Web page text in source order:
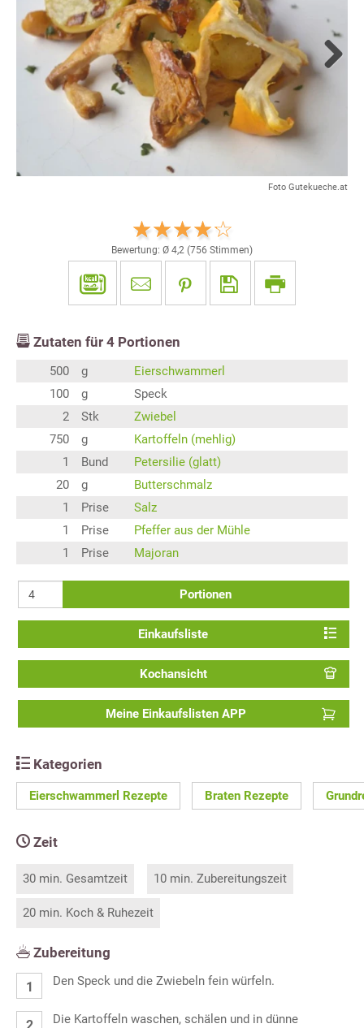
Foto Gutekueche.at
Next
Bewertung: Ø 4,2 (756 Stimmen)
Zutaten für 4 Portionen
500 g
Eierschwammerl
100
g
Speck
2
Stk
Zwiebel
750
g
Kartoffeln (mehlig)
1
Bund
Petersilie (glatt)
20
g
Butterschmalz
1
Prise
Salz
1
Prise
Pfeffer aus der Mühle
1
Prise Majoran
Portionen
Einkaufsliste
Kochansicht
Meine Einkaufslisten APP
Kategorien
Eierschwammerl Rezepte Braten Rezepte
Zeit
30 min. Gesamtzeit 10 min. Zubereitungszeit
20 min. Koch & Ruhezeit
Zubereitung
Den Speck und die Zwiebeln fein würfeln.
Die Kartoffeln waschen, schälen und in dünne